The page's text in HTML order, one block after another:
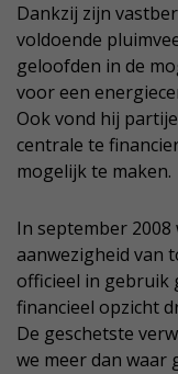
Dankzij zijn
voldoende
geloofden in de
voor een
Ook vond hij
centrale te
mogelijk te maken.
In september
aanwezigheid van
officieel in gebruik
financieel opzicht
De geschetste
we meer dan waar